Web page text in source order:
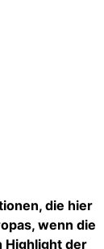
die hier
wenn die
Highlight der